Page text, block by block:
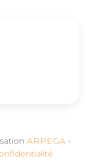
ARPEGA -